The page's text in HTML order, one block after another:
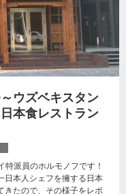
ウズベキスタン
本食レストラン
派員のホルモノフです！
日本人シェフを擁する日本
きたので、その様子をレポ